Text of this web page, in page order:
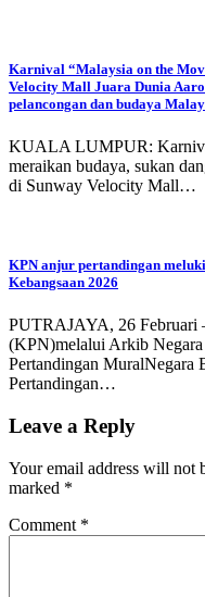
Karnival “Malaysia on the
Velocity Mall Juara Dunia
pelancongan dan budaya
KUALA LUMPUR:
meraikan budaya, sukan
di Sunway Velocity Mall…
KPN anjur pertandingan
Kebangsaan 2026
PUTRAJAYA, 26 Februari
(KPN)melalui Arkib
Pertandingan MuralNegara
Pertandingan…
Leave a Reply
Your email address will not
marked *
Comment *